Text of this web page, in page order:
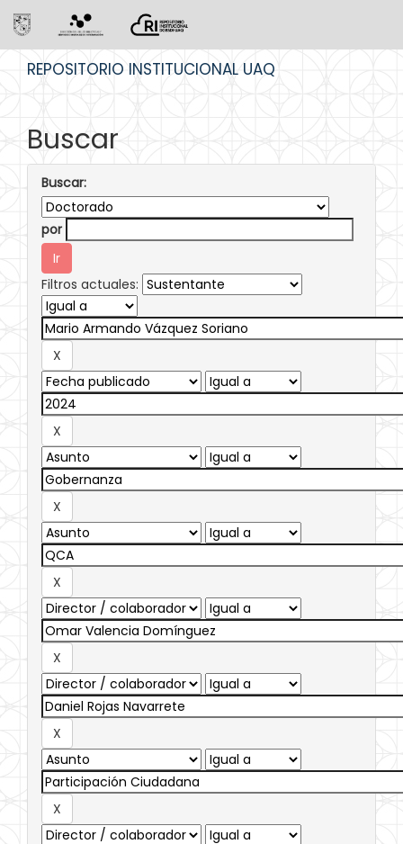
REPOSITORIO INSTITUCIONAL UAQ
Buscar
Buscar:
por
Filtros actuales: